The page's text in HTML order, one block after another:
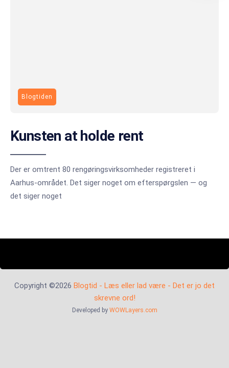
Blogtiden
Kunsten at holde rent
Der er omtrent 80 rengøringsvirksomheder registreret i
Aarhus-området. Det siger noget om efterspørgslen — og
det siger noget
Copyright ©2026 Blogtid - Læs eller lad være - Det er jo det
skrevne ord!
Developed by WOWLayers.com